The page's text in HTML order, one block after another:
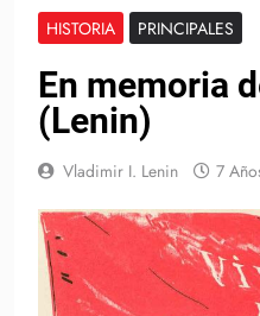
HISTORIA PRINCIPALES
En memoria
(Lenin)
Vladimir I. Lenin 7